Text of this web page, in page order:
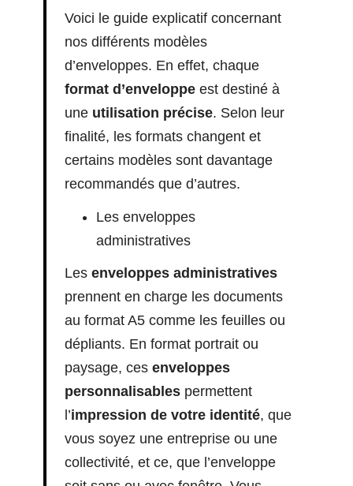
Voici le guide explicatif concernant
nos différents modèles
d’enveloppes. En effet, chaque
format d’enveloppeest destiné à
une utilisation précise. Selon leur
finalité, les formats changent et
certains modèles sont davantage
recommandés que d’autres.
Les enveloppes
administratives
Les enveloppes administratives
prennent en charge les documents
au format A5 comme les feuilles ou
dépliants. En format portrait ou
paysage, ces enveloppes
personnalisablespermettent
l’impression de votre identité, que
vous soyez une entreprise ou une
collectivité, et ce, que l’enveloppe